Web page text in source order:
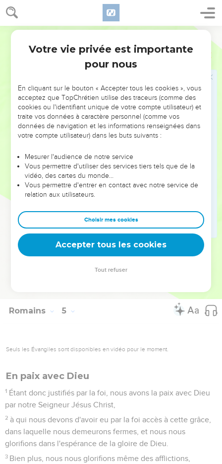
Romains 4
17 Je t'ai établi père d'un grand nombre de nations. Il est
notre père devant celui auquel il a cru, Dieu, qui donne la vie
comme si elles étaient.
Espérant contre toute espérance, il crut, en sorte qu'il
avait été dit : Telle sera ta postérité.
Et, sans faiblir dans la foi, il ne considéra point que son
corps était déjà usé, puisqu'il avait près de cent ans, et que
Sara n'était plus en état d'avoir des enfants.
de Dieu ; mais il fut fortifié par la foi, donnant gloire à Dieu,
et ayant la pleine conviction que ce qu'il promet il peut
aussi l'accomplir.
C'est pourquoi cela lui fut imputé à justice.
Mais ce n'est pas à cause de lui seul qu'il est écrit que cela
lui fut imputé ;
c'est encore à cause de nous, à qui cela sera imputé, à
nous qui croyons en celui qui a ressuscité des morts Jésus
Romains 5
Seuls les Évangiles sont disponibles en vidéo pour le moment.
En paix avec Dieu
1 Étant donc justifiés par la foi, nous avons la paix avec Dieu
par notre Seigneur Jésus Christ,
2 à qui nous devons d'avoir eu par la foi accès à cette grâce,
dans laquelle nous demeurons fermes, et nous nous
glorifions dans l'espérance de la gloire de Dieu.
3 Bien plus, nous nous glorifions même des afflictions,
Votre vie privée est importante
pour nous
En cliquant sur le bouton « Accepter tous les cookies », vous
acceptez que TopChrétien utilise des traceurs (comme des
cookies ou l'identifiant unique de votre compte utilisateur) et
traite vos données à caractère personnel (comme vos
données de navigation et les informations renseignées dans
votre compte utilisateur) dans les buts suivants :
Mesurer l'audience de notre service
Vous permettre d'utiliser des services tiers tels que de la
vidéo, des cartes du monde…
Vous permettre d'entrer en contact avec notre service de
relation aux utilisateurs.
Choisir mes cookies
Accepter tous les cookies
Tout refuser